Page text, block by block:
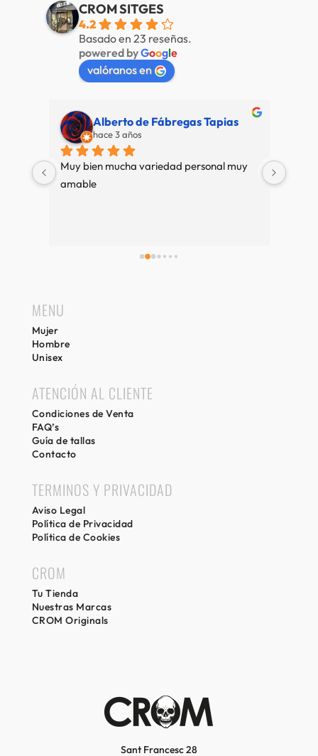
CROM SITGES
4.2
Basado en 23 reseñas.
powered byGoogle
valóranos en
Alberto de Fábregas Tapias
hace 3 años
Muy bien mucha variedad personal muy
amable
MENU
Mujer
Hombre
Unisex
ATENCIÓN AL CLIENTE
Condiciones de Venta
FAQ’s
Guía de tallas
Contacto
TERMINOS Y PRIVACIDAD
Aviso Legal
Política de Privacidad
Política de Cookies
CROM
Tu Tienda
Nuestras Marcas
CROM Originals
Sant Francesc 28